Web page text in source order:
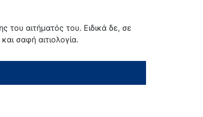
του αιτήματός του. Ειδικά δε, σε
σαφή αιτιολογία.